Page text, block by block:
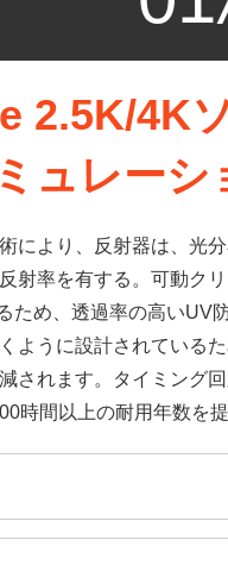
2.5K/4K
ュレーシ
により、反射器は、光
射率を有する。可動ク
ため、透過率の高いUV
ように設計されている
されます。タイミング
時間以上の耐用年数を提